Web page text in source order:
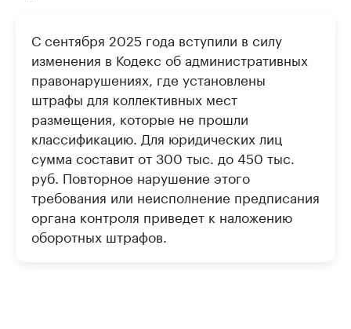
С сентября 2025 года вступили в силу
изменения в Кодекс об административных
правонарушениях, где установлены
штрафы для коллективных мест
размещения, которые не прошли
классификацию. Для юридических лиц
сумма составит от 300 тыс. до 450 тыс.
руб. Повторное нарушение этого
требования или неисполнение предписания
органа контроля приведет к наложению
оборотных штрафов.